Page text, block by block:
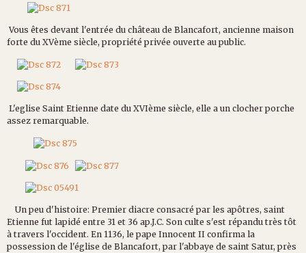
Vous êtes devant l'entrée du château de Blancafort, ancienne maison
forte du XVème siècle, propriété privée ouverte au public.
L'eglise Saint Etienne date du XVIème siècle, elle a un clocher porche
assez remarquable.
Un peu d'histoire: Premier diacre consacré par les apôtres, saint
Etienne fut lapidé entre 31 et 36 ap.J.C. Son culte s'est répandu très tôt
à travers l'occident. En 1136, le pape Innocent II confirma la
possession de l'église de Blancafort, par l'abbaye de saint Satur, près